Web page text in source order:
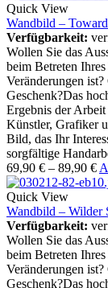
Quick View
Wandbild –
Verfügbarkeit:
Wollen Sie das
beim Betreten
Veränderungen
Geschenk?Das
Ergebnis der Arbeit
Künstler, Grafiker
Bild, das Ihr
sorgfältige
69,90 € – 89,90 €
Quick View
Wandbild – Wilder
Verfügbarkeit:
Wollen Sie das
beim Betreten
Veränderungen
Geschenk?Das